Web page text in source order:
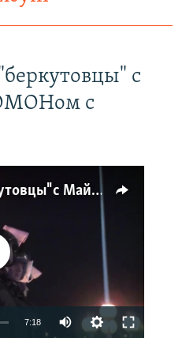
с
с
Как украинские "беркутовцы" с Майдана стали ОМОНом с Тверской
available
7:18